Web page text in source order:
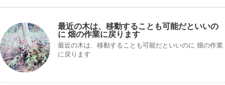
最近の木は、移動することも可能だといいの
に 畑の作業に戻ります
最近の木は、移動することも可能だといいのに 畑の作業
に戻ります